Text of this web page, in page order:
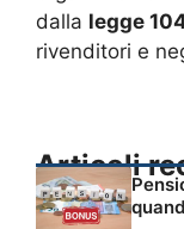
dalla legge
rivenditori e
Articoli